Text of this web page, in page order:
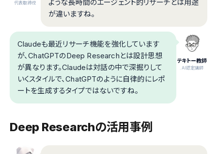
代表取締役
ような長時間のエージェント的リサーチとは用途
が違いますね。
テキトー教師
.AI認定講師
Claudeも最近リサーチ機能を強化しています
が、ChatGPTのDeep Researchとは設計思想
が異なります。Claudeは対話の中で深掘りして
いくスタイルで、ChatGPTのように自律的にレポ
ートを生成するタイプではないですね。
Deep Researchの活用事例